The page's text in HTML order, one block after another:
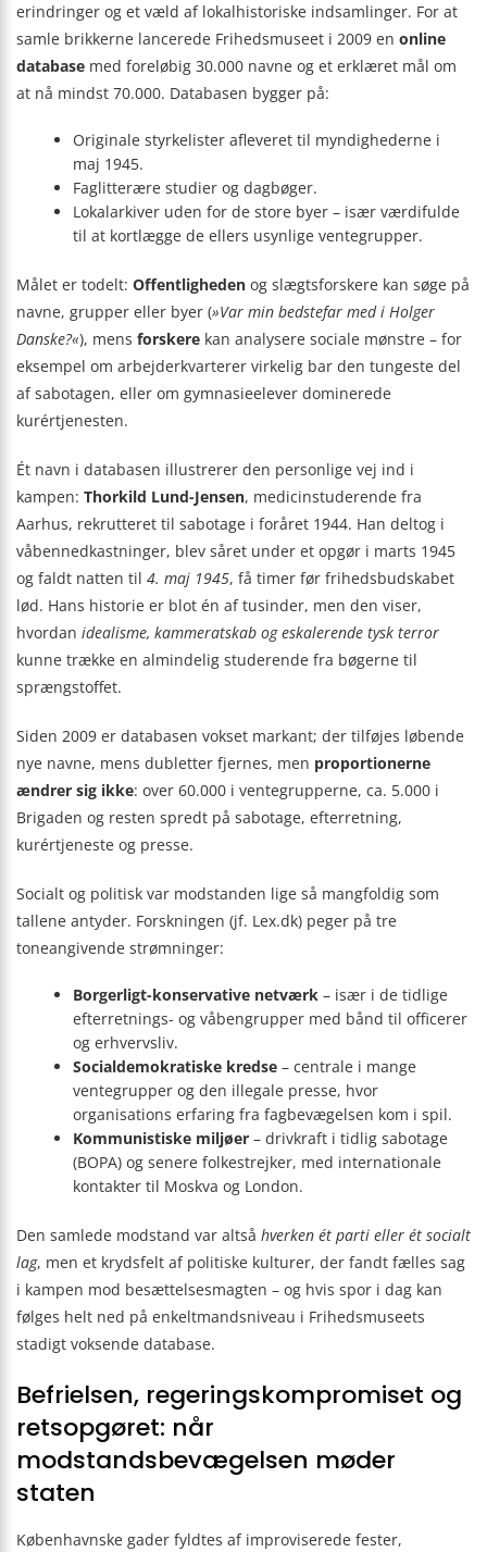
erindringer og et væld af lokalhistoriske indsamlinger. For at
samle brikkerne lancerede Frihedsmuseet i 2009 en online
database med foreløbig 30.000 navne og et erklæret mål om
at nå mindst 70.000. Databasen bygger på:
Originale styrkelister afleveret til myndighederne i
maj 1945.
Faglitterære studier og dagbøger.
Lokalarkiver uden for de store byer – især værdifulde
til at kortlægge de ellers usynlige ventegrupper.
Målet er todelt: Offentligheden og slægtsforskere kan søge på
navne, grupper eller byer (»Var min bedstefar med i Holger
Danske?«), mens forskere kan analysere sociale mønstre – for
eksempel om arbejderkvarterer virkelig bar den tungeste del
af sabotagen, eller om gymnasieelever dominerede
kurértjenesten.
Ét navn i databasen illustrerer den personlige vej ind i
kampen: Thorkild Lund-Jensen, medicinstuderende fra
Aarhus, rekrutteret til sabotage i foråret 1944. Han deltog i
våbennedkastninger, blev såret under et opgør i marts 1945
og faldt natten til 4. maj 1945, få timer før frihedsbudskabet
lød. Hans historie er blot én af tusinder, men den viser,
hvordan idealisme, kammeratskab og eskalerende tysk terror
kunne trække en almindelig studerende fra bøgerne til
sprængstoffet.
Siden 2009 er databasen vokset markant; der tilføjes løbende
nye navne, mens dubletter fjernes, men proportionerne
ændrer sig ikke: over 60.000 i ventegrupperne, ca. 5.000 i
Brigaden og resten spredt på sabotage, efterretning,
kurértjeneste og presse.
Socialt og politisk var modstanden lige så mangfoldig som
tallene antyder. Forskningen (jf. Lex.dk) peger på tre
toneangivende strømninger:
Borgerligt-konservative netværk – især i de tidlige
efterretnings- og våbengrupper med bånd til officerer
og erhvervsliv.
Socialdemokratiske kredse – centrale i mange
ventegrupper og den illegale presse, hvor
organisations erfaring fra fagbevægelsen kom i spil.
Kommunistiske miljøer – drivkraft i tidlig sabotage
(BOPA) og senere folkestrejker, med internationale
kontakter til Moskva og London.
Den samlede modstand var altså hverken ét parti eller ét socialt
lag, men et krydsfelt af politiske kulturer, der fandt fælles sag
i kampen mod besættelsesmagten – og hvis spor i dag kan
følges helt ned på enkeltmandsniveau i Frihedsmuseets
stadigt voksende database.
Befrielsen, regeringskompromiset og
retsopgøret: når
modstandsbevægelsen møder
staten
Københavnske gader fyldtes af improviserede fester,